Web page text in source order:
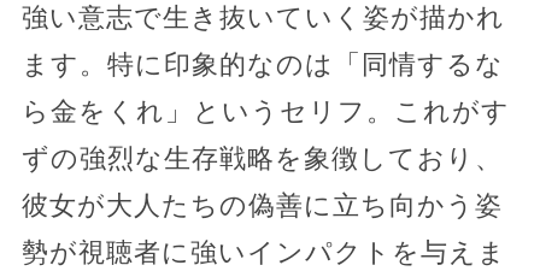
強い意志で生き抜いていく姿が描かれ
ます。特に印象的なのは「同情するな
ら金をくれ」というセリフ。これがす
ずの強烈な生存戦略を象徴しており、
彼女が大人たちの偽善に立ち向かう姿
勢が視聴者に強いインパクトを与えま